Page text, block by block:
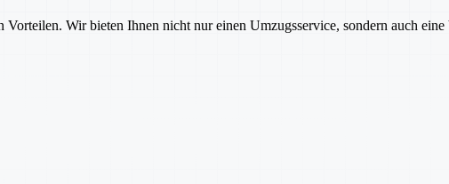
Wir bieten Ihnen nicht nur einen Umzugsservice, sondern auch